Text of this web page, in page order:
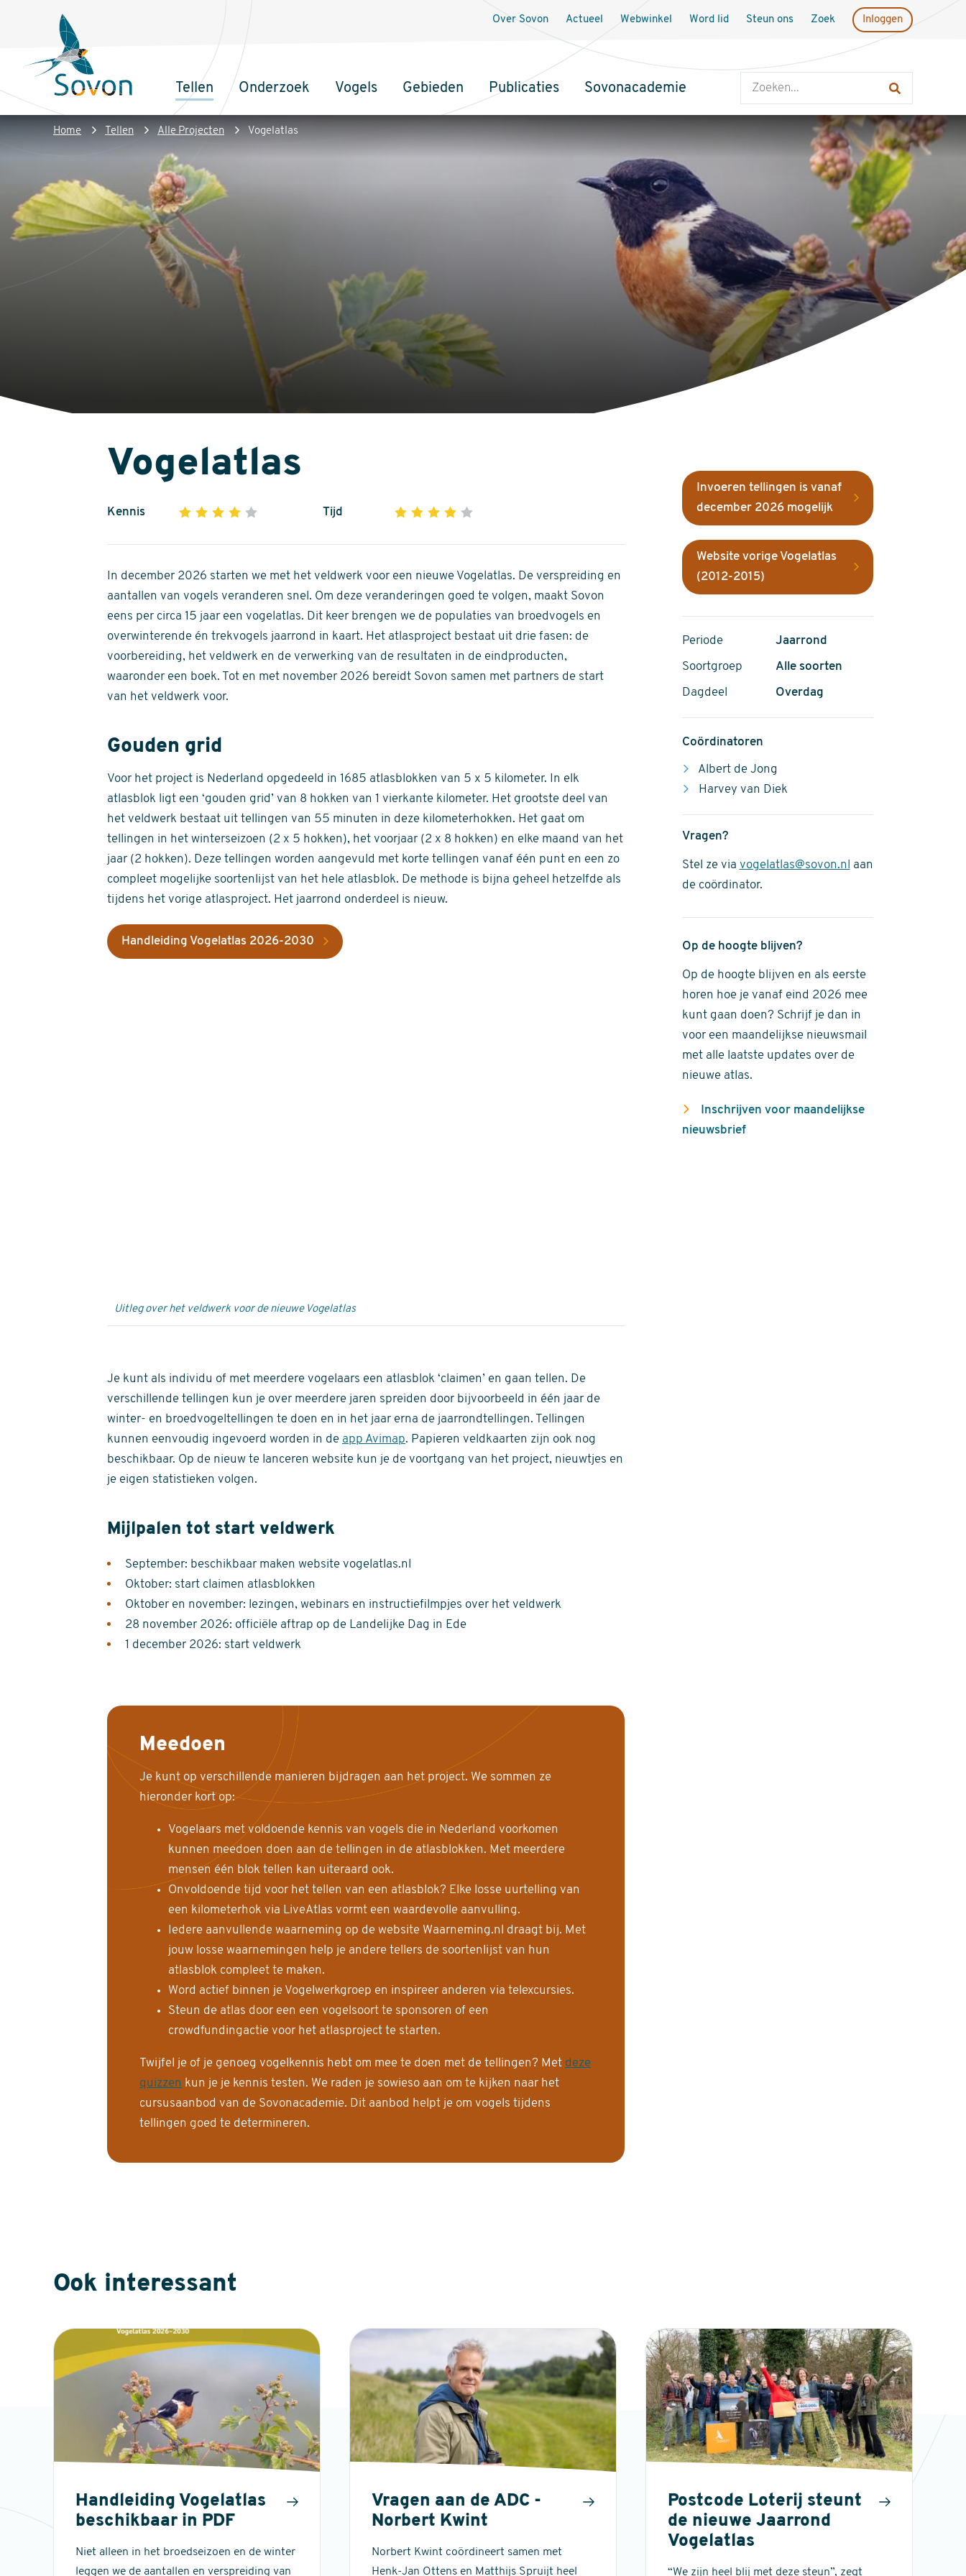
inhoud
Sovon
Homepage
Hoofdnavigatie
Tellen Onderzoek Vogels Gebieden Publicaties Sovonacademie
Over Sovon Actueel Webwinkel Word lid Steun ons Zoek Inloggen
Kruimelpad
Home Tellen Alle Projecten Vogelatlas
Vogelatlas
Kennis 1 2 3 4
of
5
stars
Tijd 1 2 3 4
of
5
stars
In december 2026 starten we met het veldwerk voor een nieuwe Vogelatlas. De verspreiding en
aantallen van vogels veranderen snel. Om deze veranderingen goed te volgen, maakt Sovon
eens per circa 15 jaar een vogelatlas. Dit keer brengen we de populaties van broedvogels en
overwinterende én trekvogels jaarrond in kaart. Het atlasproject bestaat uit drie fasen: de
voorbereiding, het veldwerk en de verwerking van de resultaten in de eindproducten,
waaronder een boek. Tot en met november 2026 bereidt Sovon samen met partners de start
van het veldwerk voor.
Gouden grid
Voor het project is Nederland opgedeeld in 1685 atlasblokken van 5 x 5 kilometer. In elk
atlasblok ligt een ‘gouden grid’ van 8 hokken van 1 vierkante kilometer. Het grootste deel van
het veldwerk bestaat uit tellingen van 55 minuten in deze kilometerhokken. Het gaat om
tellingen in het winterseizoen (2 x 5 hokken), het voorjaar (2 x 8 hokken) en elke maand van het
jaar (2 hokken). Deze tellingen worden aangevuld met korte tellingen vanaf één punt en een zo
compleet mogelijke soortenlijst van het hele atlasblok. De methode is bijna geheel hetzelfde als
tijdens het vorige atlasproject. Het jaarrond onderdeel is nieuw.
Handleiding Vogelatlas 2026-2030
Uitleg over het veldwerk voor de nieuwe Vogelatlas
Je kunt als individu of met meerdere vogelaars een atlasblok ‘claimen’ en gaan tellen. De
verschillende tellingen kun je over meerdere jaren spreiden door bijvoorbeeld in één jaar de
winter- en broedvogeltellingen te doen en in het jaar erna de jaarrondtellingen. Tellingen
kunnen eenvoudig ingevoerd worden in de app Avimap. Papieren veldkaarten zijn ook nog
beschikbaar. Op de nieuw te lanceren website kun je de voortgang van het project, nieuwtjes en
je eigen statistieken volgen.
Mijlpalen tot start veldwerk
September: beschikbaar maken website vogelatlas.nl
Oktober: start claimen atlasblokken
Oktober en november: lezingen, webinars en instructiefilmpjes over het veldwerk
28 november 2026: officiële aftrap op de Landelijke Dag in Ede
1 december 2026: start veldwerk
Meedoen
Je kunt op verschillende manieren bijdragen aan het project. We sommen ze
hieronder kort op:
Vogelaars met voldoende kennis van vogels die in Nederland voorkomen
kunnen meedoen doen aan de tellingen in de atlasblokken. Met meerdere
mensen één blok tellen kan uiteraard ook.
Onvoldoende tijd voor het tellen van een atlasblok? Elke losse uurtelling van
een kilometerhok via LiveAtlas vormt een waardevolle aanvulling.
Iedere aanvullende waarneming op de website Waarneming.nl draagt bij. Met
jouw losse waarnemingen help je andere tellers de soortenlijst van hun
atlasblok compleet te maken.
Word actief binnen je Vogelwerkgroep en inspireer anderen via telexcursies.
Steun de atlas door een een vogelsoort te sponsoren of een
crowdfundingactie voor het atlasproject te starten.
Twijfel je of je genoeg vogelkennis hebt om mee te doen met de tellingen? Met deze
quizzen kun je je kennis testen. We raden je sowieso aan om te kijken naar het
cursusaanbod van de Sovonacademie. Dit aanbod helpt je om vogels tijdens
tellingen goed te determineren.
Invoeren tellingen is vanaf
december 2026 mogelijk
Website vorige Vogelatlas
(2012-2015)
Periode Jaarrond
Soortgroep Alle soorten
Dagdeel Overdag
Coördinatoren
Albert de Jong
Harvey van Diek
Vragen?
Stel ze via vogelatlas@sovon.nl
aan
de coördinator.
Op de hoogte blijven?
Op de hoogte blijven en als eerste
horen hoe je vanaf eind 2026 mee
kunt gaan doen? Schrijf je dan in
voor een maandelijkse nieuwsmail
met alle laatste updates over de
nieuwe atlas.
Inschrijven voor maandelijkse
nieuwsbrief
Ook interessant
Handleiding Vogelatlas
beschikbaar in PDF
Niet alleen in het broedseizoen en de winter
leggen we de aantallen en verspreiding van
Vragen aan de ADC -
Norbert Kwint
Norbert Kwint coördineert samen met
Henk-Jan Ottens en Matthijs Spruijt heel
Postcode Loterij steunt
de nieuwe Jaarrond
Vogelatlas
“We zijn heel blij met deze steun”, zegt